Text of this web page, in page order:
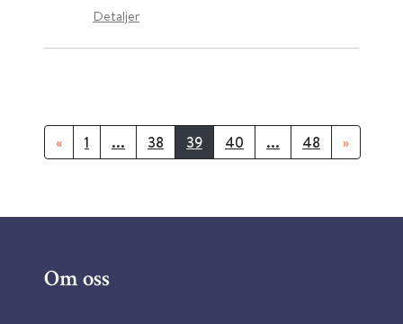
Detaljer
« 1 ... 38 39 40 ... 48 »
Om oss